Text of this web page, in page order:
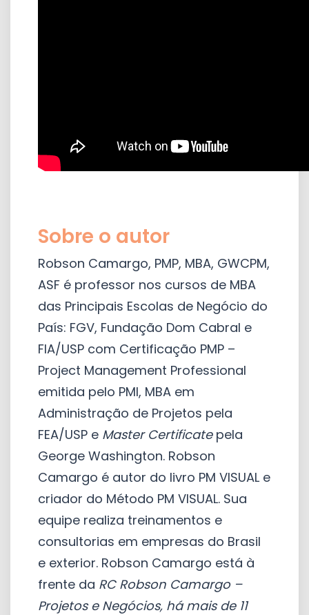
Sobre o autor
Robson Camargo, PMP, MBA, GWCPM,
ASF é professor nos cursos de MBA
das Principais Escolas de Negócio do
País: FGV, Fundação Dom Cabral e
FIA/USP com Certificação PMP –
Project Management Professional
emitida pelo PMI, MBA em
Administração de Projetos pela
FEA/USP e Master Certificatepela
George Washington. Robson
Camargo é autor do livro PM VISUAL e
criador do Método PM VISUAL. Sua
equipe realiza treinamentos e
consultorias em empresas do Brasil
e exterior. Robson Camargo está à
frente da RC Robson Camargo –
Projetos e Negócios, há mais de 11